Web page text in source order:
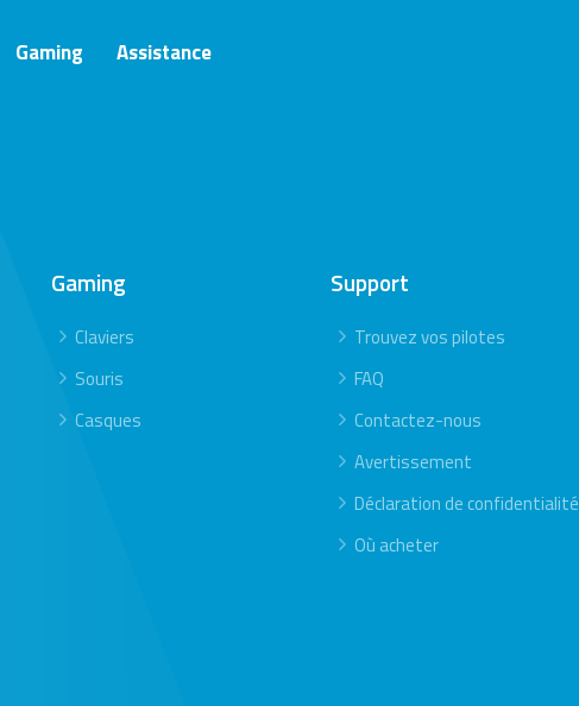
Gaming Assistance
Gaming
Claviers
Souris
Casques
Support
Trouvez vos pilotes
FAQ
Contactez-nous
Avertissement
Déclaration de confidentialité
Où acheter